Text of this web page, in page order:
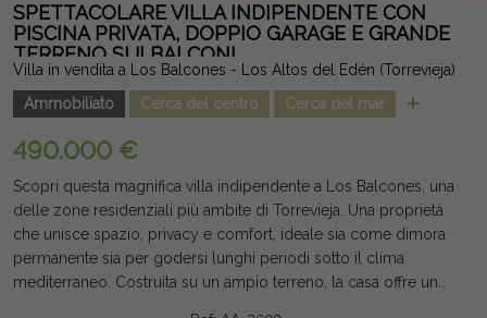
SPETTACOLARE VILLA INDIPENDENTE CON
PISCINA PRIVATA, DOPPIO GARAGE E GRANDE
TERRENO SUI BALCONI
Villa in vendita a Los Balcones - Los Altos del Edén (Torrevieja)
Ammobiliato
Cerca del centro Cerca del mar
490.000 €
Scopri questa magnifica villa indipendente a Los Balcones, una
delle zone residenziali più ambite di Torrevieja. Una proprietà
che unisce spazio, privacy e comfort, ideale sia come dimora
permanente sia per godersi lunghi periodi sotto il clima
mediterraneo. Costruita su un ampio terreno, la casa offre un